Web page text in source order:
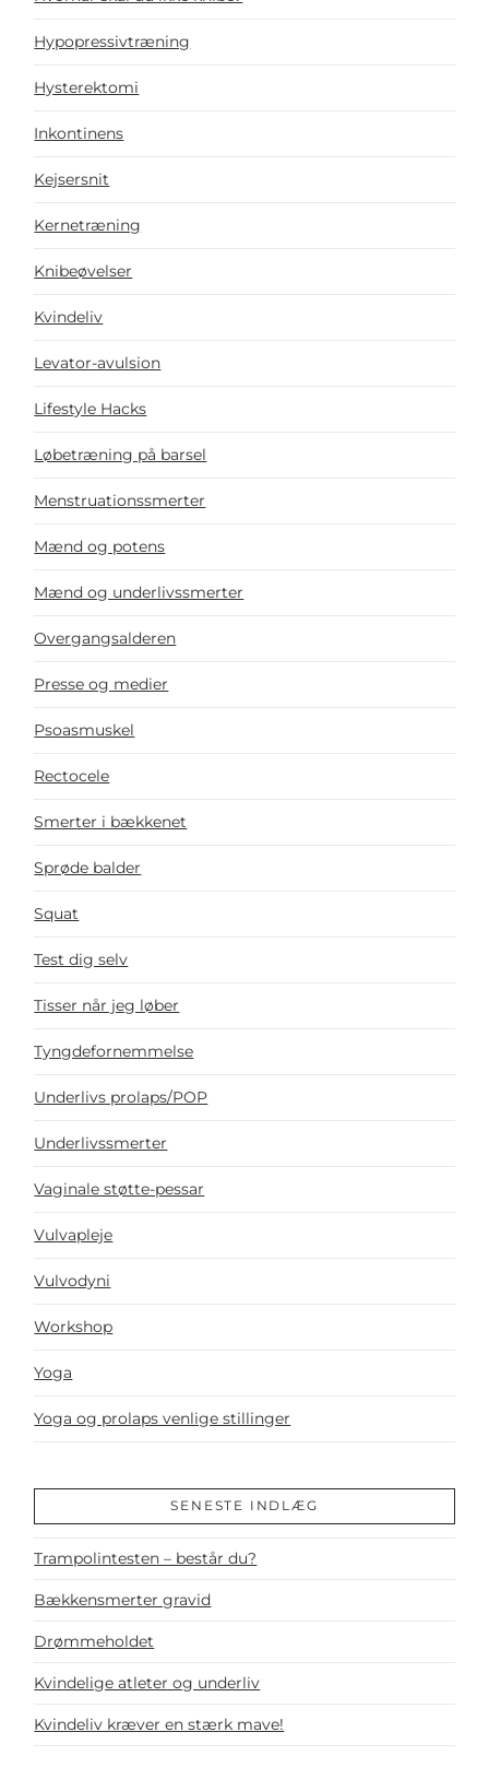
Hypopressivtræning
Hysterektomi
Inkontinens
Kejsersnit
Kernetræning
Knibeøvelser
Kvindeliv
Levator-avulsion
Lifestyle Hacks
Løbetræning på barsel
Menstruationssmerter
Mænd og potens
Mænd og underlivssmerter
Overgangsalderen
Presse og medier
Psoasmuskel
Rectocele
Smerter i bækkenet
Sprøde balder
Squat
Test dig selv
Tisser når jeg løber
Tyngdefornemmelse
Underlivs prolaps/POP
Underlivssmerter
Vaginale støtte-pessar
Vulvapleje
Vulvodyni
Workshop
Yoga
Yoga og prolaps venlige stillinger
SENESTE INDLÆG
Trampolintesten – består du?
Bækkensmerter gravid
Drømmeholdet
Kvindelige atleter og underliv
Kvindeliv kræver en stærk mave!